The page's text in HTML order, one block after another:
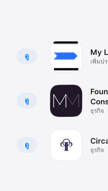
ดู
ดู
ดู
My
เพิ่มป
ธุรกิจ
ธุรกิจ